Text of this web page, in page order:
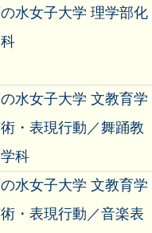
水女子大学 理学部化
水女子大学 文教育学
・表現行動／舞踊教
科
水女子大学 文教育学
・表現行動／音楽表